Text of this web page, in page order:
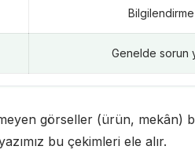
Bilgilendirme
Genelde sorun
görseller (ürün, mekân)
bu çekimleri ele alır.